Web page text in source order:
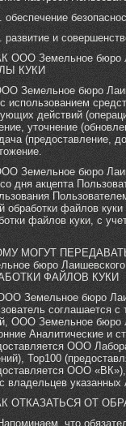
обеспечение
развитие и
ООО Земельное бюро
КУКИ
Земельное бюро
использованием
действий
уточнение
(предоставление,
Земельное бюро
дня акцепта
обработки файлов
файлов куки, с
МОГУТ
бюро
ФАЙЛОВ КУКИ
Земельное бюро
соглашается
ООО Земельное бюро
Аналитические и
ООО
Top100
ООО
владельцев указанных
ОТКАЗАТЬСЯ ОТ
что